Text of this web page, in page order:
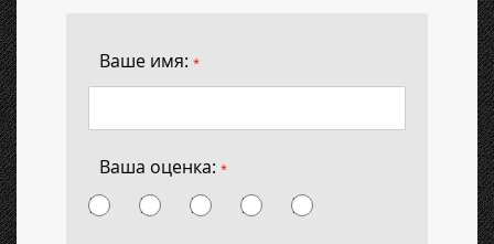
Ваше имя: *
Ваша оценка: *